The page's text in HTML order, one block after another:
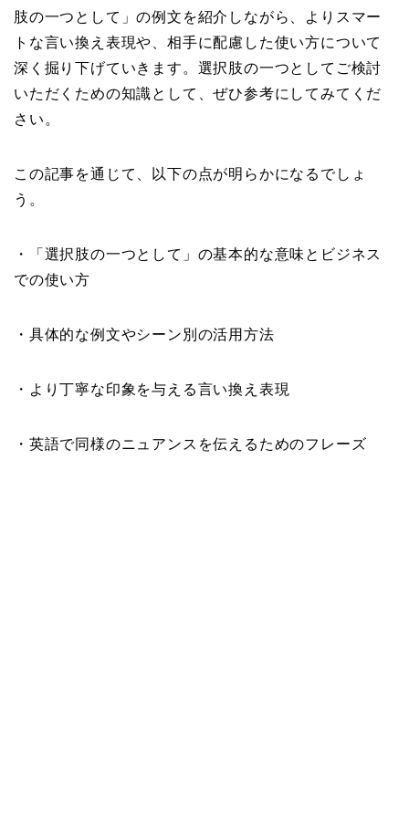
肢の一つとして」の例文を紹介しながら、よりスマー
トな言い換え表現や、相手に配慮した使い方について
深く掘り下げていきます。選択肢の一つとしてご検討
いただくための知識として、ぜひ参考にしてみてくだ
さい。
この記事を通じて、以下の点が明らかになるでしょ
う。
・「選択肢の一つとして」の基本的な意味とビジネス
での使い方
・具体的な例文やシーン別の活用方法
・より丁寧な印象を与える言い換え表現
・英語で同様のニュアンスを伝えるためのフレーズ